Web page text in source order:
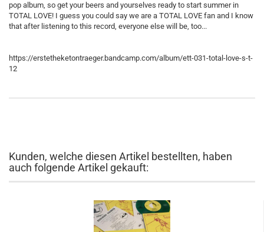
pop album, so get your beers and yourselves ready to start summer in
TOTAL LOVE! I guess you could say we are a TOTAL LOVE fan and I know
that after listening to this record, everyone else will be, too...
https://erstetheketontraeger.bandcamp.com/album/ett-031-total-love-s-t-
12
Kunden, welche diesen Artikel bestellten, haben
auch folgende Artikel gekauft: